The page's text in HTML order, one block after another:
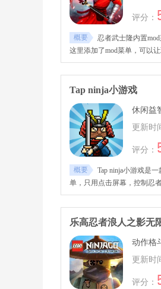
象。快来下载试试吧!
评分：
概要
忍者武士隆内置
这里添加了mod菜单，可以
支持让角色无敌，无视敌人
Tap ninja小游戏
休闲益
更新时
评分：
概要
Tap ninja小游戏是
单，只用点击屏幕，控制忍
钱可用于强化忍者属性，建
休闲类游戏的玩家不要错过
乐高忍者浪人之影无
动作格
更新时
评分：